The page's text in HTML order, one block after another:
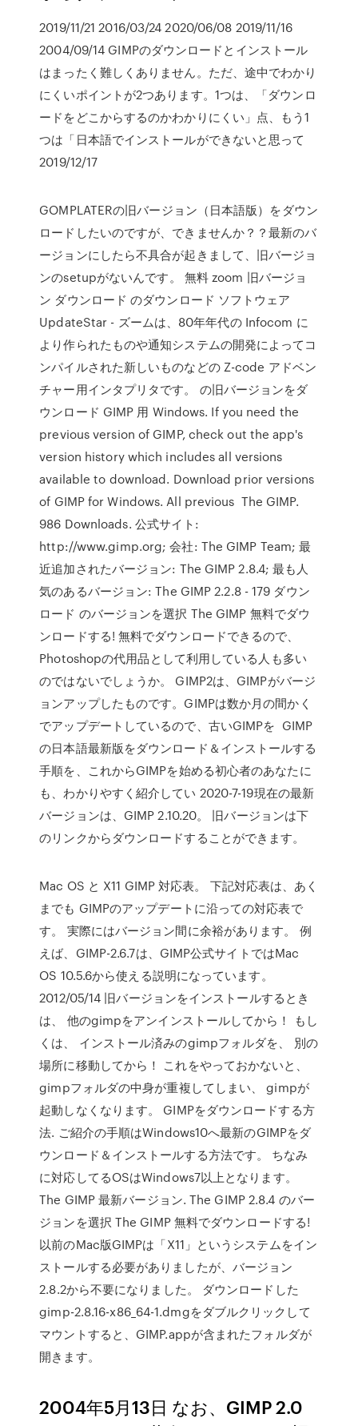
2019/11/21 2016/03/24 2020/06/08 2019/11/16
2004/09/14 GIMPのダウンロードとインストール
はまったく難しくありません。ただ、途中でわかり
にくいポイントが2つあります。1つは、「ダウンロ
ードをどこからするのかわかりにくい」点、もう1
つは「日本語でインストールができないと思って
2019/12/17
GOMPLATERの旧バージョン（日本語版）をダウン
ロードしたいのですが、できませんか？？最新のバ
ージョンにしたら不具合が起きまして、旧バージョ
ンのsetupがないんです。 無料 zoom 旧バージョ
ン ダウンロード のダウンロード ソフトウェア
UpdateStar - ズームは、80年年代の Infocom に
より作られたものや通知システムの開発によってコ
ンパイルされた新しいものなどの Z-code アドベン
チャー用インタプリタです。 の旧バージョンをダ
ウンロード GIMP 用 Windows. If you need the
previous version of GIMP, check out the app's
version history which includes all versions
available to download. Download prior versions
of GIMP for Windows. All previous The GIMP.
986 Downloads. 公式サイト:
http://www.gimp.org; 会社: The GIMP Team; 最
近追加されたバージョン: The GIMP 2.8.4; 最も人
気のあるバージョン: The GIMP 2.2.8 - 179 ダウン
ロード のバージョンを選択 The GIMP 無料でダウ
ンロードする! 無料でダウンロードできるので、
Photoshopの代用品として利用している人も多い
のではないでしょうか。 GIMP2は、GIMPがバージ
ョンアップしたものです。GIMPは数か月の間かく
でアップデートしているので、古いGIMPを GIMP
の日本語最新版をダウンロード＆インストールする
手順を、これからGIMPを始める初心者のあなたに
も、わかりやすく紹介してい 2020-7-19現在の最新
バージョンは、GIMP 2.10.20。 旧バージョンは下
のリンクからダウンロードすることができます。
Mac OS と X11 GIMP 対応表。 下記対応表は、あく
までも GIMPのアップデートに沿っての対応表で
す。 実際にはバージョン間に余裕があります。 例
えば、GIMP-2.6.7は、GIMP公式サイトではMac
OS 10.5.6から使える説明になっています。
2012/05/14 旧バージョンをインストールするとき
は、 他のgimpをアンインストールしてから！ もし
くは、 インストール済みのgimpフォルダを、 別の
場所に移動してから！ これをやっておかないと、
gimpフォルダの中身が重複してしまい、 gimpが
起動しなくなります。 GIMPをダウンロードする方
法. ご紹介の手順はWindows10へ最新のGIMPをダ
ウンロード＆インストールする方法です。 ちなみ
に対応してるOSはWindows7以上となります。
The GIMP 最新バージョン. The GIMP 2.8.4 のバー
ジョンを選択 The GIMP 無料でダウンロードする!
以前のMac版GIMPは「X11」というシステムをイン
ストールする必要がありましたが、バージョン
2.8.2から不要になりました。 ダウンロードした
gimp-2.8.16-x86_64-1.dmgをダブルクリックして
マウントすると、GIMP.appが含まれたフォルダが
開きます。
2004年5月13日 なお、GIMP 2.0